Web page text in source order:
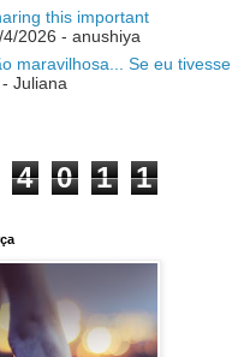
this important
2026 - anushiya
maravilhosa... Se eu tivesse
- Juliana
4 0 1 1